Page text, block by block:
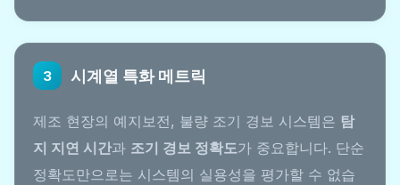
3 시계열 특화 메트릭
제조 현장의 예지보전, 불량 조기 경보 시스템은 탐
지 지연 시간과 조기 경보 정확도가 중요합니다. 단순
정확도만으로는 시스템의 실용성을 평가할 수 없습